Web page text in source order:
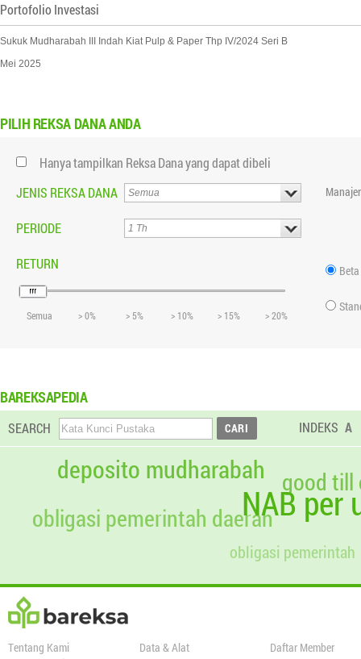
Portofolio Investasi
Sukuk Mudharabah III Indah Kiat Pulp & Paper Thp IV/2024 Seri B
Mei 2025
PILIH REKSA DANA ANDA
Hanya tampilkan Reksa Dana yang dapat dibeli
JENIS REKSA DANA
PERIODE
RETURN
Semua > 0% > 5% > 10% > 15% > 20%
Beta
BAREKSAPEDIA
SEARCH INDEKS A
NAB per
deposito mudharabah
obligasi pemerintah
obligasi pemerintah daerah
good till
Tentang Kami
Data & Alat
Daftar Member